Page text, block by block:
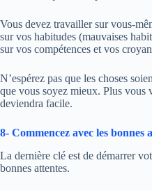
Vous devez travailler sur vous-
sur vos habitudes (mauvaises
sur vos compétences et vos
N’espérez pas que les choses
que vous soyez mieux. Plus vous
deviendra facile.
8- Commencez avec les bonnes
La dernière clé est de démarrer
bonnes attentes.